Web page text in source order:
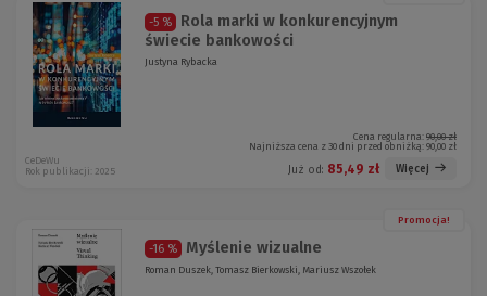
-5 %
Rola marki w konkurencyjnym
świecie bankowości
Justyna Rybacka
Cena regularna: 90,00 zł
Najniższa cena z 30 dni przed obniżką: 90,00 zł
Już od: 85,49 zł Więcej
CeDeWu
Rok publikacji: 2025
Promocja!
-16 % Myślenie wizualne
Roman Duszek, Tomasz Bierkowski, Mariusz Wszołek